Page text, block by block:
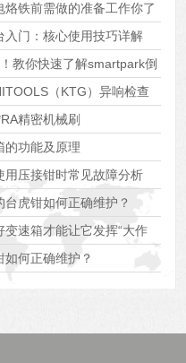
烙铁前需做的准备工作你了
入门：核心使用技巧详解
教你快速了解smartpark倒
（KTG）异响检查
精密机械刷
UBM4/技术数据
的功能及原理
用压接钳时常见故障分析
台虎钳如何正确维护？
变速箱才能让它发挥“大作
如何正确维护？